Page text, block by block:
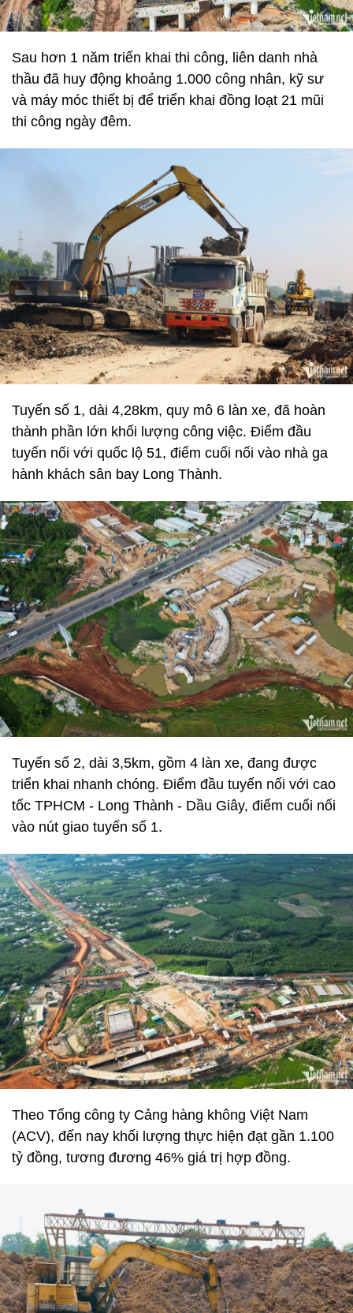
Sau hơn 1 năm triển khai thi công, liên danh nhà
thầu đã huy động khoảng 1.000 công nhân, kỹ sư
và máy móc thiết bị để triển khai đồng loạt 21 mũi
thi công ngày đêm.
Tuyến số 1, dài 4,28km, quy mô 6 làn xe, đã hoàn
thành phần lớn khối lượng công việc. Điểm đầu
tuyến nối với quốc lộ 51, điểm cuối nối vào nhà ga
hành khách sân bay Long Thành.
Tuyến số 2, dài 3,5km, gồm 4 làn xe, đang được
triển khai nhanh chóng. Điểm đầu tuyến nối với cao
tốc TPHCM - Long Thành - Dầu Giây, điểm cuối nối
vào nút giao tuyến số 1.
Theo Tổng công ty Cảng hàng không Việt Nam
(ACV), đến nay khối lượng thực hiện đạt gần 1.100
tỷ đồng, tương đương 46% giá trị hợp đồng.